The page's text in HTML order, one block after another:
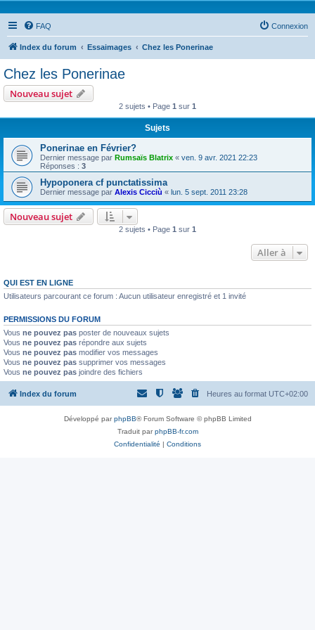
FAQ Connexion
Index du forum Essaimages Chez les Ponerinae
Chez les Ponerinae
Nouveau sujet
2 sujets • Page 1 sur 1
Sujets
Ponerinae en Février?
Dernier message par Rumsaïs Blatrix « ven. 9 avr. 2021 22:23
Réponses : 3
Hypoponera cf punctatissima
Dernier message par Alexis Cicciù « lun. 5 sept. 2011 23:28
Nouveau sujet
2 sujets • Page 1 sur 1
Aller à
QUI EST EN LIGNE
Utilisateurs parcourant ce forum : Aucun utilisateur enregistré et 1 invité
PERMISSIONS DU FORUM
Vous ne pouvez pas poster de nouveaux sujets
Vous ne pouvez pas répondre aux sujets
Vous ne pouvez pas modifier vos messages
Vous ne pouvez pas supprimer vos messages
Vous ne pouvez pas joindre des fichiers
Index du forum Heures au format UTC+02:00
Développé parphpBB® Forum Software © phpBB Limited
Traduit parphpBB-fr.com
Confidentialité | Conditions